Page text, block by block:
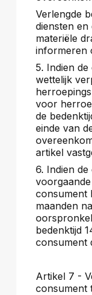
Verlengde
diensten en
materiële
informeren
5. Indien
wettelijk
voor
de
einde van
artikel
6. Indien
consument
maanden
bedenktijd
consument
Artikel 7 -
consument